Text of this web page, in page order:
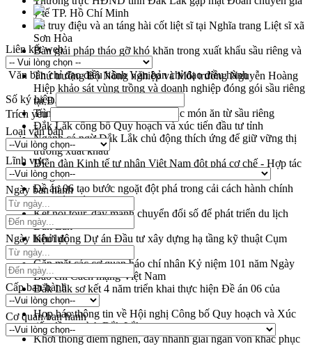
y tế TP. Hồ Chí Minh
Lễ truy điệu và an táng hài cốt liệt sĩ tại Nghĩa trang Liệt sĩ xã
Sơn Hòa
Bàn giải pháp tháo gỡ khó khăn trong xuất khẩu sầu riêng và
triển khai quy định EUDR
Thứ trưởng Bộ Nông nghiệp và Môi trường Nguyễn Hoàng
Hiệp khảo sát vùng trồng và doanh nghiệp đóng gói sầu riêng
tại Đắk Lắk
Trình diễn nghệ thuật chế biến các món ăn từ sầu riêng
Đắk Lắk công bố Quy hoạch và xúc tiến đầu tư tỉnh
Ngành cá ngừ Đắk Lắk chủ động thích ứng để giữ vững thị
trường xuất khẩu
Diễn đàn Kinh tế tư nhân Việt Nam đột phá cơ chế - Hợp tác
công tư
Đề án 06 tạo bước ngoặt đột phá trong cải cách hành chính
tỉnh Đắk Lắk
Kết nối tour, đẩy mạnh chuyển đổi số để phát triển du lịch
Đắk Lắk
Khởi động Dự án Đầu tư xây dựng hạ tầng kỹ thuật Cụm
công nghiệp Tân Tiến
Gặp mặt các cơ quan báo chí nhân Kỷ niệm 101 năm Ngày
Báo chí Cách mạng Việt Nam
Đắk Lắk sơ kết 4 năm triển khai thực hiện Đề án 06 của
Chính phủ
Họp báo thông tin về Hội nghị Công bố Quy hoạch và Xúc
tiến đầu tư tỉnh Đắk Lắk
Khơi thông điểm nghẽn, đẩy nhanh giải ngân vốn khắc phục
Liên kết web
Văn bản chỉ đạo điều hành Văn bản chỉ đạo điều hành
Số ký hiệu
Trích yếu
Loại văn bản
Lĩnh vực
Ngày ban hành
Ngày hiệu lực
Cấp ban hành
Cơ quan ban hành